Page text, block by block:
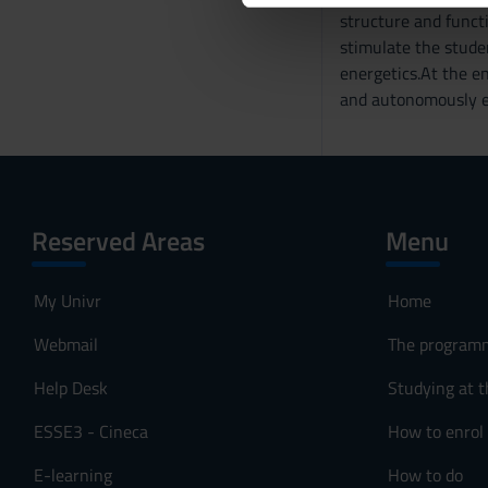
di analisi dei dati web,
che hanno raccolto dal tuo
n
structure and
stimulate the
energetics.At the
and autonomously
Reserved Areas
My Univr
Webmail
Help Desk
ESSE3 - Cineca
E-learning
Menu
Home
The
Studying at
How to enrol
How to do